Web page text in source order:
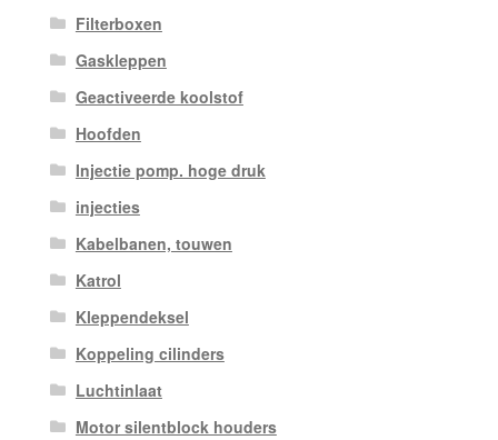
Filterboxen
Gaskleppen
Geactiveerde koolstof
Hoofden
Injectie pomp. hoge druk
injecties
Kabelbanen, touwen
Katrol
Kleppendeksel
Koppeling cilinders
Luchtinlaat
Motor silentblock houders